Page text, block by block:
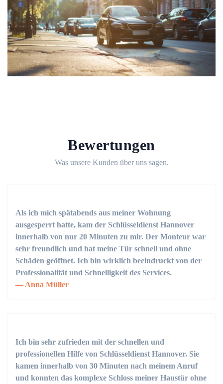
Bewertungen
Was unsere Kunden über uns sagen.
Als ich mich spätabends aus meiner Wohnung
ausgesperrt hatte, kam der Schlüsseldienst Hannover
innerhalb von nur 20 Minuten zu mir. Der Monteur war
sehr freundlich und hat meine Tür schnell und ohne
Schäden geöffnet. Ich bin wirklich beeindruckt von der
Professionalität und Schnelligkeit des Services.
Anna Müller
Ich bin sehr zufrieden mit der schnellen und
professionellen Hilfe von Schlüsseldienst Hannover. Sie
kamen innerhalb von 30 Minuten nach meinem Anruf
und konnten das komplexe Schloss meiner Haustür ohne